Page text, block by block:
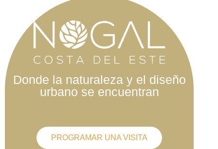
Donde la naturaleza y el diseño
urbano se encuentran
PROGRAMAR UNA VISITA